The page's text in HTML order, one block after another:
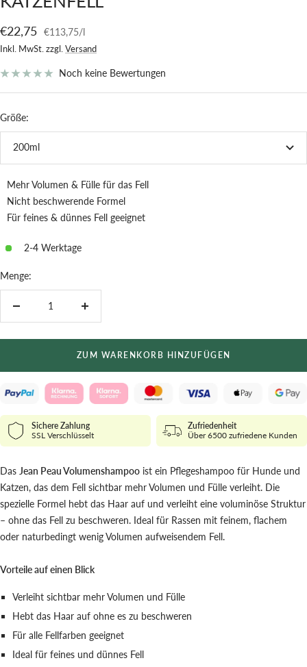
Angebotspreis
€22,75 €113,75/l
Inkl. MwSt. zzgl. Versand
Noch keine Bewertungen
Größe:
200ml
Mehr Volumen & Fülle für das Fell
Nicht beschwerende Formel
Für feines & dünnes Fell geeignet
2-4 Werktage
Menge:
Menge
ZUM WARENKORB HINZUFÜGEN
Sichere Zahlung
SSL Verschlüsselt
Zufriedenheit
Über 6500 zufriedene Kunden
Das Jean Peau Volumenshampoo ist ein Pflegeshampoo für Hunde und
Katzen, das dem Fell sichtbar mehr Volumen und Fülle verleiht. Die
spezielle Formel hebt das Haar auf und verleiht eine voluminöse Struktur
– ohne das Fell zu beschweren. Ideal für Rassen mit feinem, flachem
oder naturbedingt wenig Volumen aufweisendem Fell.
Vorteile auf einen Blick
Verleiht sichtbar mehr Volumen und Fülle
Hebt das Haar auf ohne es zu beschweren
Für alle Fellfarben geeignet
Ideal für feines und dünnes Fell